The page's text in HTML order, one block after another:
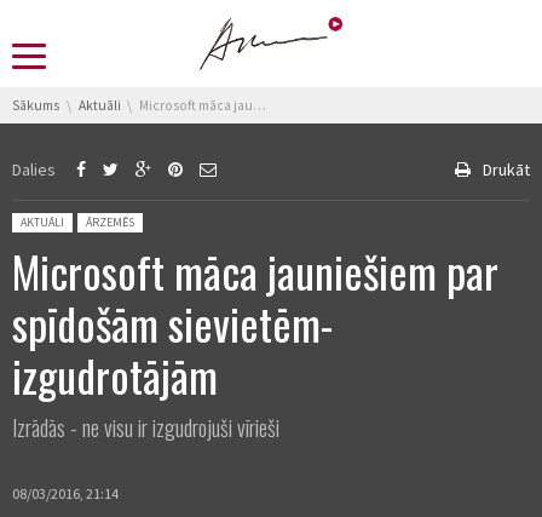
You are here:
Sākums Aktuāli Microsoft māca jauniešiem par spīdošām sievietēm-izgudrotājām
Dalies Drukāt
Posted in:
AKTUĀLI ĀRZEMĒS
Microsoft māca jauniešiem par
spīdošām sievietēm-
izgudrotājām
Izrādās - ne visu ir izgudrojuši vīrieši
08/03/2016, 21:14